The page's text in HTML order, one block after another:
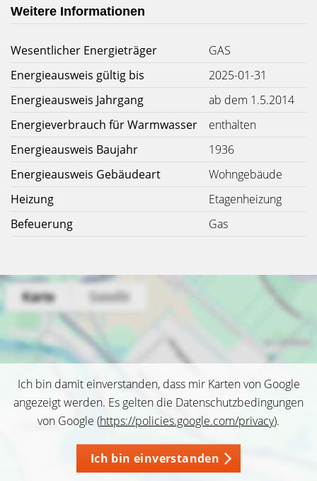
Weitere Informationen
Wesentlicher Energieträger
GAS
Energieausweis gültig bis
2025-01-31
Energieausweis Jahrgang
ab dem 1.5.2014
Energieverbrauch für Warmwasser
enthalten
Energieausweis Baujahr
1936
Energieausweis Gebäudeart
Wohngebäude
Heizung
Etagenheizung
Befeuerung
Gas
Ich bin damit einverstanden, dass mir Karten von Google
angezeigt werden. Es gelten die Datenschutzbedingungen
von Google (https://policies.google.com/privacy).
Ich bin einverstanden